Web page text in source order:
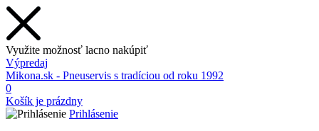
Využite možnosť lacno nakúpiť
Výpredaj
Mikona.sk - Pneuservis s tradíciou od roku 1992
0
Košík je prázdny
Prihlásenie